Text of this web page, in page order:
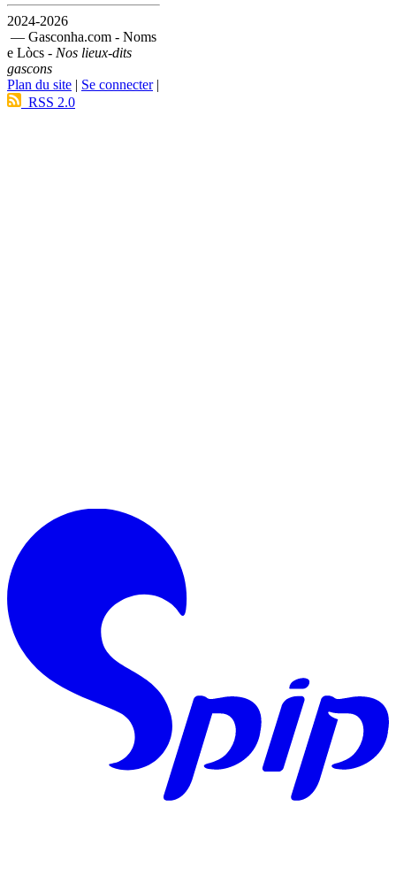
2024-2026
— Gasconha.com - Noms
e Lòcs - Nos lieux-dits
gascons
Plan du site | Se connecter|
RSS 2.0